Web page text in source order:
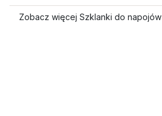
Zobacz więcej Szklanki do napojów